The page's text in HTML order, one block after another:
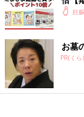
読み方ができるな
「『碧』の色のよ
などの願いが込め
2位「蓮」（主な
らかな心をもった
妊
お墓
PR(く